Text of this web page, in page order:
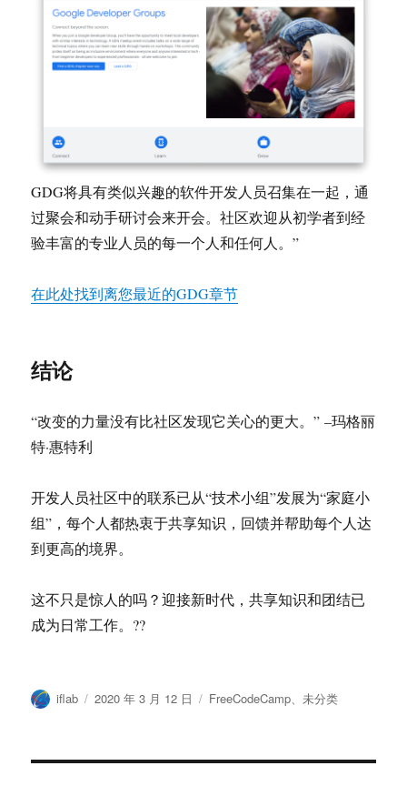
GDG将具有类似兴趣的软件开发人员召集在一起，通
过聚会和动手研讨会来开会。社区欢迎从初学者到经
验丰富的专业人员的每一个人和任何人。”
在此处找到离您最近的GDG章节
结论
“改变的力量没有比社区发现它关心的更大。” –玛格丽
特·惠特利
开发人员社区中的联系已从“技术小组”发展为“家庭小
组”，每个人都热衷于共享知识，回馈并帮助每个人达
到更高的境界。
这不只是惊人的吗？迎接新时代，共享知识和团结已
成为日常工作。??
作
iflab
发
2020 年 3 月 12 日
分
FreeCodeCamp、未分类